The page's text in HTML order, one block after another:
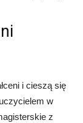
i cieszą się
w
z